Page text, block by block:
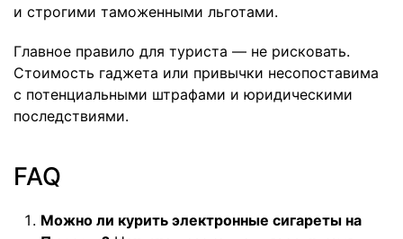
и строгими таможенными льготами.
Главное правило для туриста — не рисковать.
Стоимость гаджета или привычки несопоставима
с потенциальными штрафами и юридическими
последствиями.
FAQ
Можно ли курить электронные сигареты на